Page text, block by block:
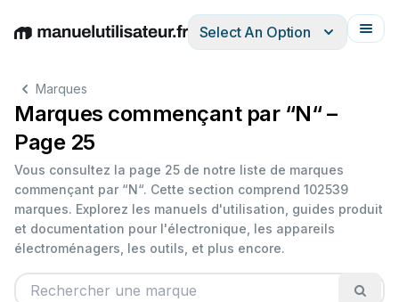
EnglishDeutschEspañolItalianoFrançais
Select An Option
Marques
Marques commençant par “N“ –
Page 25
Vous consultez la page 25 de notre liste de marques
commençant par “N“. Cette section comprend 102539
marques. Explorez les manuels d'utilisation, guides produit
et documentation pour l'électronique, les appareils
électroménagers, les outils, et plus encore.